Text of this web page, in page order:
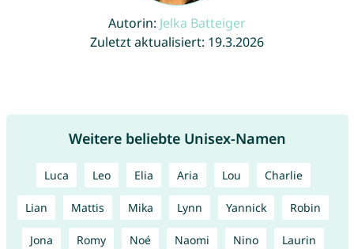
Autorin: Jelka Batteiger
Zuletzt aktualisiert: 19.3.2026
Weitere beliebte Unisex-Namen
Luca Leo Elia Aria Lou Charlie
Lian Mattis Mika Lynn Yannick Robin
Jona Romy Noé Naomi Nino Laurin